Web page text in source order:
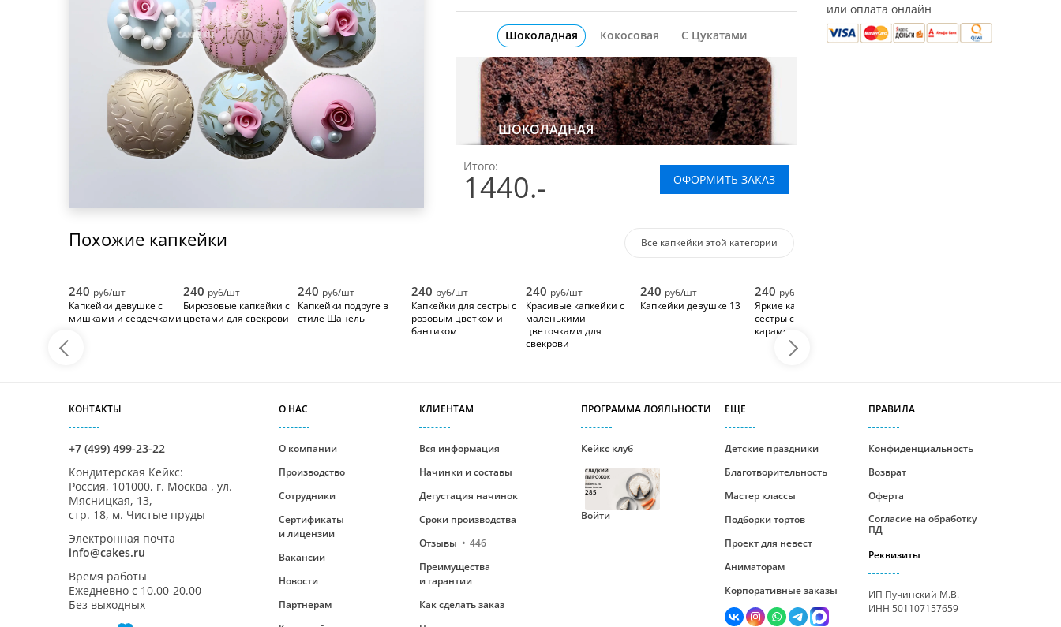
Шоколадная Кокосовая С Цукатами
ШОКОЛАДНАЯ
Итого:
1440.- ОФОРМИТЬ ЗАКАЗ
или оплата онлайн
Похожие капкейки Все капкейки этой категории
240 руб/шт
Капкейки девушке с
мишками и сердечками
240 руб/шт
Бирюзовые капкейки с
цветами для свекрови
240 руб/шт
Капкейки подруге в
стиле Шанель
240 руб/шт
Капкейки для сестры с
розовым цветком и
бантиком
240 руб/шт
Красивые капкейки с
маленькими
цветочками для
свекрови
240 руб/шт
Капкейки девушке 13
240 руб/шт
Яркие капкейки для
сестры с глазурью и
карамелью
КОНТАКТЫ
+7 (499) 499-23-22
Кондитерская Кейкс:
Россия, 101000, г. Москва , ул.
Мясницкая, 13,
стр. 18, м. Чистые пруды
Электронная почта
info@cakes.ru
Время работы
Ежедневно с 10.00-20.00
Без выходных
О НАС
О компании
Производство
Сотрудники
Сертификаты
и лицензии
Вакансии
Новости
Партнерам
КЛИЕНТАМ
Вся информация
Начинки и составы
Дегустация начинок
Сроки производства
Отзывы
446
Преимущества
и гарантии
Как сделать заказ
ПРОГРАММА ЛОЯЛЬНОСТИ
Кейкс клуб
СЛАДКИЙ
ПИРОЖОК
Уровень №1
Ваши бонусы
285
Войти
ЕЩЕ
Детские праздники
Благотворительность
Мастер классы
Подборки тортов
Проект для невест
Аниматорам
Корпоративные заказы
ПРАВИЛА
Конфиденциальность
Возврат
Оферта
Согласие на обработку
ПД
Реквизиты
ИП Пучинский М.В.
ИНН 501107157659